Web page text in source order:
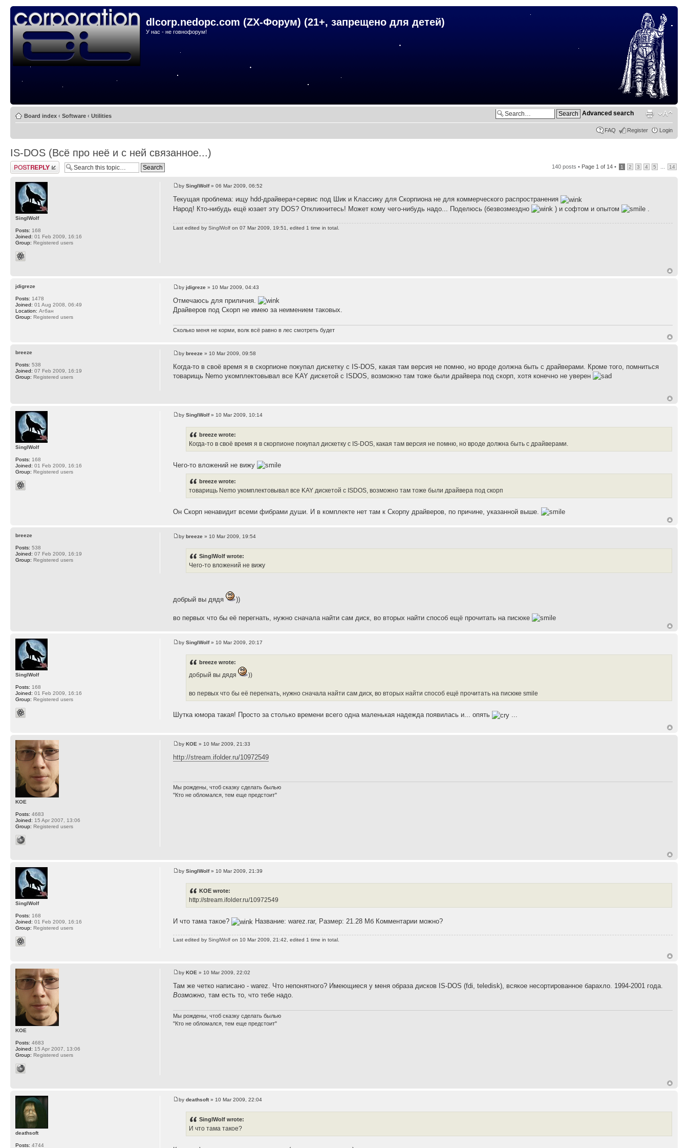
dlcorp.nedopc.com (ZX-Форум) (21+, запрещено для детей)
У нас - не говнофорум!
Board index ‹ Software ‹ Utilities Advanced search
FAQ Register Login
IS-DOS (Всё про неё и с ней связанное...)
Post a reply 140 posts • Page 1 of 14 • 1 2 3 4 5 14
bySinglWolf» 06 Mar 2009, 06:52
Текущая проблема: ищу hdd-драйвера+сервис под Шик и Классику для Скорпиона не для коммерческого распространения
Народ! Кто-нибудь ещё юзает эту DOS? Откликнитесь! Может кому чего-нибудь надо... Поделюсь (безвозмездно
) и софтом и опытом
Last edited bySinglWolf on 07 Mar 2009, 19:51, edited 1 time in total.
SinglWolf
Posts: 168
Joined: 01 Feb 2009, 16:16
Group: Registered users
byjdigreze » 10 Mar 2009, 04:43
Отмечаюсь для приличия.
Драйверов под Скорп не имею за неимением таковых.
Сколько меня не корми, волк всё равно в лес смотреть будет
jdigreze
Posts: 1478
Joined: 01 Aug 2008, 06:49
Location: Агбан
Group: Registered users
bybreeze » 10 Mar 2009, 09:58
Когда-то в своё время я в скорпионе покупал дискетку с IS-DOS, какая там версия не помню, но вроде должна быть с драйверами. Кроме того, помниться
товарищь Nemo укомплектовывал все KAY дискетой с ISDOS, возможно там тоже были драйвера под скорп, хотя конечно не уверен
breeze
Posts: 538
Joined: 07 Feb 2009, 16:19
Group: Registered users
bySinglWolf» 10 Mar 2009, 10:14
breeze wrote:
Когда-то в своё время я в скорпионе покупал дискетку с IS-DOS, какая там версия не помню, но вроде должна быть с драйверами.
Чего-то вложений не вижу
breeze wrote:
товарищь Nemo укомплектовывал все KAY дискетой с ISDOS, возможно там тоже были драйвера под скорп
Он Скорп ненавидит всеми фибрами души. И в комплекте нет там к Скорпу драйверов, по причине, указанной выше.
SinglWolf
Posts: 168
Joined: 01 Feb 2009, 16:16
Group: Registered users
bybreeze » 10 Mar 2009, 19:54
SinglWolf wrote:
Чего-то вложений не вижу
добрый вы дядя ))
во первых что бы её перегнать, нужно сначала найти сам диск, во вторых найти способ ещё прочитать на писюке
breeze
Posts: 538
Joined: 07 Feb 2009, 16:19
Group: Registered users
bySinglWolf» 10 Mar 2009, 20:17
breeze wrote:
добрый вы дядя ))
во первых что бы её перегнать, нужно сначала найти сам диск, во вторых найти способ ещё прочитать на писюке smile
Шутка юмора такая! Просто за столько времени всего одна маленькая надежда появилась и... опять ...
SinglWolf
Posts: 168
Joined: 01 Feb 2009, 16:16
Group: Registered users
byKOE » 10 Mar 2009, 21:33
http://stream.ifolder.ru/10972549
Мы рождены, чтоб сказку сделать былью
"Кто не обломался, тем еще предстоит"
KOE
Posts: 4683
Joined: 15 Apr 2007, 13:06
Group: Registered users
bySinglWolf» 10 Mar 2009, 21:39
KOE wrote:
http://stream.ifolder.ru/10972549
И что тама такое? Название: warez.rar, Размер: 21.28 Мб Комментарии можно?
Last edited bySinglWolf on 10 Mar 2009, 21:42, edited 1 time in total.
SinglWolf
Posts: 168
Joined: 01 Feb 2009, 16:16
Group: Registered users
byKOE » 10 Mar 2009, 22:02
Там же четко написано - warez. Что непонятного? Имеющиеся у меня образа дисков IS-DOS (fdi, teledisk), всякое несортированное барахло. 1994-2001 года.
Возможно , там есть то, что тебе надо.
Мы рождены, чтоб сказку сделать былью
"Кто не обломался, тем еще предстоит"
KOE
Posts: 4683
Joined: 15 Apr 2007, 13:06
Group: Registered users
bydeathsoft» 10 Mar 2009, 22:04
SinglWolf wrote:
И что тама такое?
deathsoft
Posts: 4744